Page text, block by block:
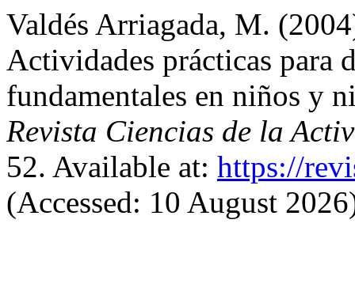
Valdés Arriagada, M.
Actividades prácticas para
fundamentales en niños y
Revista Ciencias de la
52. Available at: https://
(Accessed: 10 August